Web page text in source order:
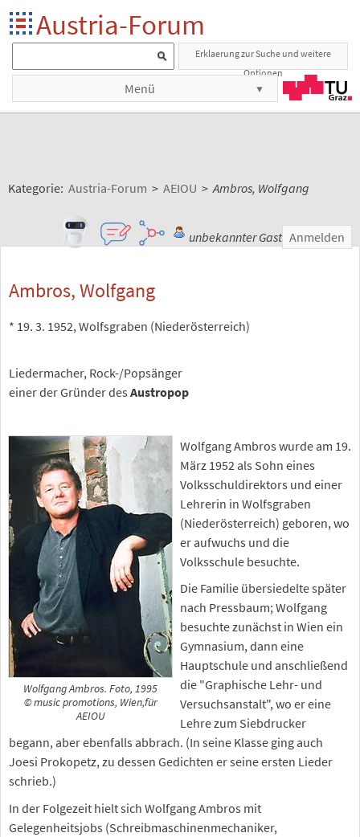
Austria-Forum
Erklaerung zur Suche und weitere
Optionen
Menü
Kategorie: Austria-Forum > AEIOU > Ambros, Wolfgang
unbekannter Gast Anmelden
Ambros, Wolfgang
* 19. 3. 1952, Wolfsgraben (Niederösterreich)
Liedermacher, Rock-/Popsänger
einer der Gründer des Austropop
Wolfgang Ambros. Foto, 1995
© music promotions, Wien,für
AEIOU
Wolfgang Ambros wurde am 19.
März 1952 als Sohn eines
Volksschuldirektors und einer
Lehrerin in Wolfsgraben
(Niederösterreich) geboren, wo
er aufwuchs und die
Volksschule besuchte.
Die Familie übersiedelte später
nach Pressbaum; Wolfgang
besuchte zunächst in Wien ein
Gymnasium, dann eine
Hauptschule und anschließend
die "Graphische Lehr- und
Versuchsanstalt", wo er eine
Lehre zum Siebdrucker
begann, aber ebenfalls abbrach. (In seine Klasse ging auch
Joesi Prokopetz, zu dessen Gedichten er seine ersten Lieder
schrieb.)
In der Folgezeit hielt sich Wolfgang Ambros mit
Gelegenheitsjobs (Schreibmaschinenmechaniker,